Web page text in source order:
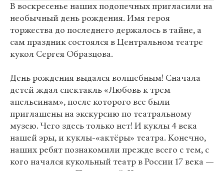
В воскресенье наших подопечных пригласили на
необычный день рождения. Имя героя
торжества до последнего держалось в тайне, а
сам праздник состоялся в Центральном театре
кукол Сергея Образцова.
День рождения выдался волшебным! Сначала
детей ждал спектакль «Любовь к трем
апельсинам», после которого все были
приглашены на экскурсию по театральному
музею. Чего здесь только нет! И куклы 4 века
нашей эры, и куклы-«актёры» театра. Конечно,
наших ребят познакомили прежде всего с тем, с
кого начался кукольный театр в России 17 века —